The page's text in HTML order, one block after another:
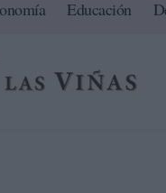
Educación